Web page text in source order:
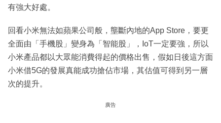
有強大好處。
回看小米無法如蘋果公司般，壟斷內地的App Store，要更
全面由「手機股」變身為「智能股」，IoT一定要強，所以
小米產品都以大眾能消費得起的價格出售，假如日後這方面
小米借5G的發展真能成功搶佔市場，其估值可得到另一層
次的提升。
廣告